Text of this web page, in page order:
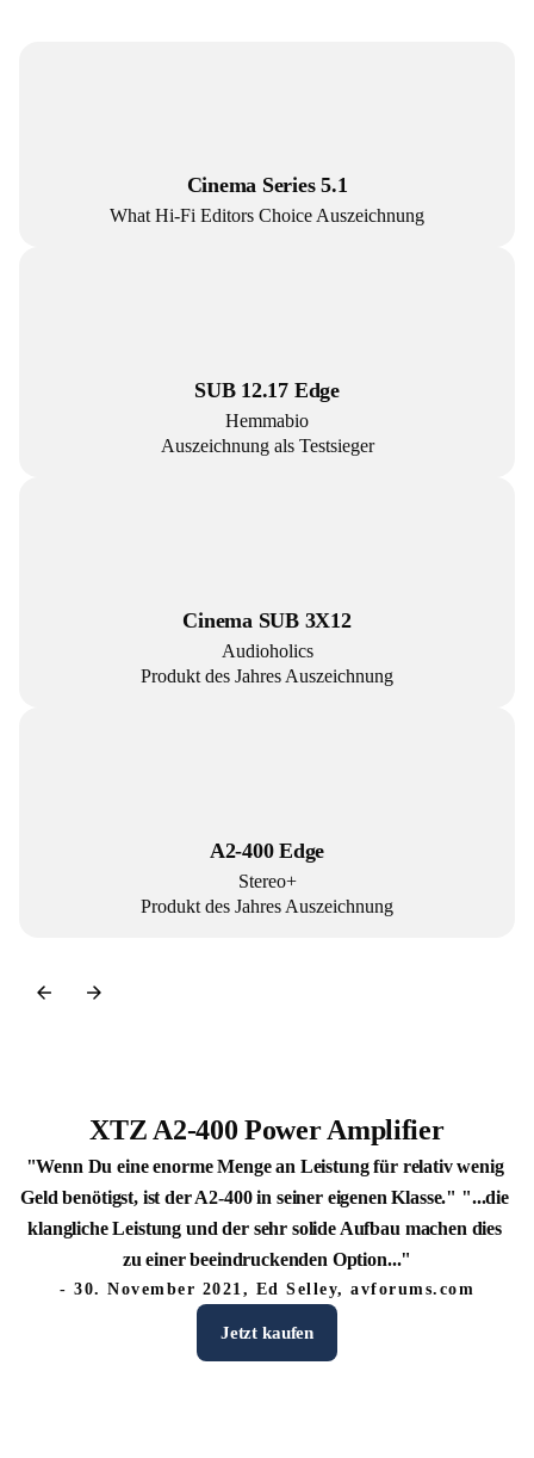
Cinema Series 5.1
What Hi-Fi Editors Choice Auszeichnung
SUB 12.17 Edge
Hemmabio
Auszeichnung als Testsieger
Cinema SUB 3X12
Audioholics
Produkt des Jahres Auszeichnung
A2-400 Edge
Stereo+
Produkt des Jahres Auszeichnung
XTZ A2-400 Power Amplifier
"Wenn Du eine enorme Menge an Leistung für relativ wenig
Geld benötigst, ist der A2-400 in seiner eigenen Klasse." "...die
klangliche Leistung und der sehr solide Aufbau machen dies
zu einer beeindruckenden Option..."
- 30. November 2021, Ed Selley, avforums.com
Jetzt kaufen